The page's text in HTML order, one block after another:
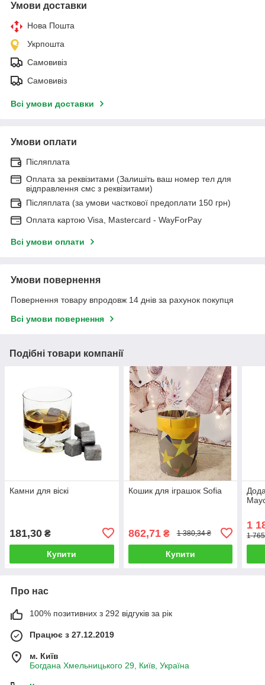
Умови доставки
Нова Пошта
Укрпошта
Самовивіз
Самовивіз
Всі умови доставки
Умови оплати
Післяплата
Оплата за реквізитами (Залишіть ваш номер тел для
відправлення смс з реквізитами)
Післяплата (за умови часткової предоплати 150 грн)
Оплата картою Visa, Mastercard - WayForPay
Всі умови оплати
Умови повернення
Повернення товару впродовж 14 днів за рахунок покупця
Всі умови повернення
Подібні товари компанії
Камни для віскі
181,30 ₴
Купити
Кошик для іграшок Sofia
862,71₴ 1 380,34 ₴
Купити
1
1
Про нас
100% позитивних з 292 відгуків за рік
Працює з 27.12.2019
м. Київ
Богдана Хмельницького 29, Київ, Україна